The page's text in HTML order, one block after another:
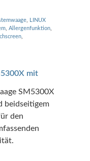
,
LINUX
, Allergenfunktion,
,
mit
SM5300X
beidseitigem
den